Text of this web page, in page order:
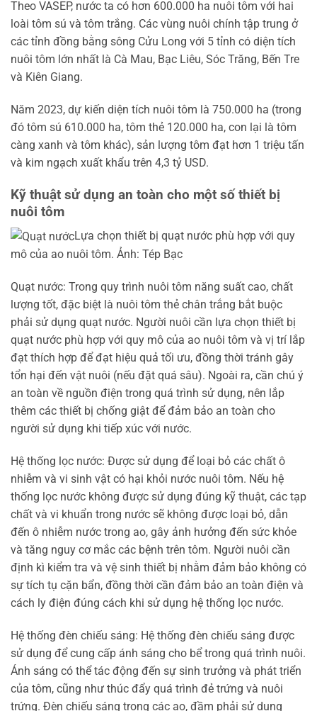
Theo VASEP, nước ta có hơn 600.000 ha nuôi tôm với hai
loài tôm sú và tôm trắng. Các vùng nuôi chính tập trung ở
các tỉnh đồng bằng sông Cửu Long với 5 tỉnh có diện tích
nuôi tôm lớn nhất là Cà Mau, Bạc Liêu, Sóc Trăng, Bến Tre
và Kiên Giang.
Năm 2023, dự kiến diện tích nuôi tôm là 750.000 ha (trong
đó tôm sú 610.000 ha, tôm thẻ 120.000 ha, con lại là tôm
càng xanh và tôm khác), sản lượng tôm đạt hơn 1 triệu tấn
và kim ngạch xuất khẩu trên 4,3 tỷ USD.
Kỹ thuật sử dụng an toàn cho một số thiết bị
nuôi tôm
Lựa chọn thiết bị quạt nước phù hợp với quy
mô của ao nuôi tôm. Ảnh: Tép Bạc
Quạt nước: Trong quy trình nuôi tôm năng suất cao, chất
lượng tốt, đặc biệt là nuôi tôm thẻ chân trắng bắt buộc
phải sử dụng quạt nước. Người nuôi cần lựa chọn thiết bị
quạt nước phù hợp với quy mô của ao nuôi tôm và vị trí lắp
đạt thích hợp để đạt hiệu quả tối ưu, đồng thời tránh gây
tổn hại đến vật nuôi (nếu đặt quá sâu). Ngoài ra, cần chú ý
an toàn về nguồn điện trong quá trình sử dụng, nên lắp
thêm các thiết bị chống giật để đảm bảo an toàn cho
người sử dụng khi tiếp xúc với nước.
Hệ thống lọc nước: Được sử dụng để loại bỏ các chất ô
nhiễm và vi sinh vật có hại khỏi nước nuôi tôm. Nếu hệ
thống lọc nước không được sử dụng đúng kỹ thuật, các tạp
chất và vi khuẩn trong nước sẽ không được loại bỏ, dẫn
đến ô nhiễm nước trong ao, gây ảnh hưởng đến sức khỏe
và tăng nguy cơ mắc các bệnh trên tôm. Người nuôi cần
định kì kiểm tra và vệ sinh thiết bị nhằm đảm bảo không có
sự tích tụ cặn bẩn, đồng thời cần đảm bảo an toàn điện và
cách ly điện đúng cách khi sử dụng hệ thống lọc nước.
Hệ thống đèn chiếu sáng: Hệ thống đèn chiếu sáng được
sử dụng để cung cấp ánh sáng cho bể trong quá trình nuôi.
Ánh sáng có thể tác động đến sự sinh trưởng và phát triển
của tôm, cũng như thúc đẩy quá trình đẻ trứng và nuôi
trứng. Đèn chiếu sáng trong các ao, đầm phải sử dụng